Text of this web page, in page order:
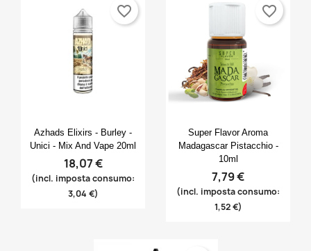
Anteprima
Azhads Elixirs - Burley -
Unici - Mix And Vape 20ml
18,07 €
(incl. imposta consumo:
3,04 €)
favorite_border
Anteprima
Super Flavor Aroma
Madagascar Pistacchio -
10ml
7,79 €
(incl. imposta consumo:
1,52 €)
favorite_border